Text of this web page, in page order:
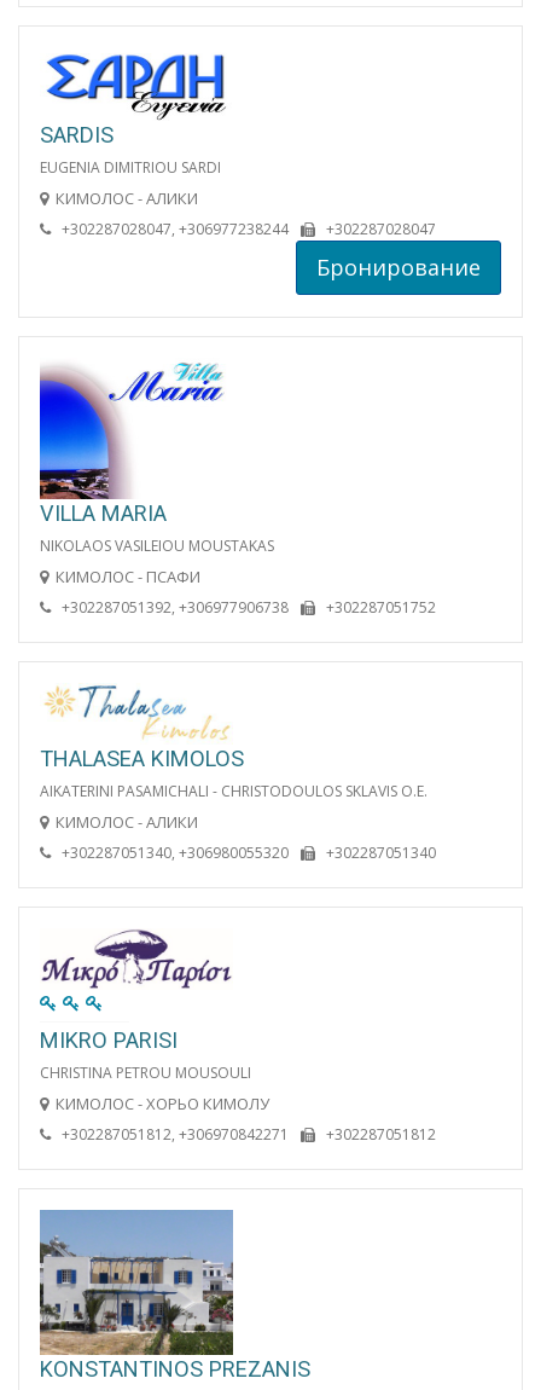
SARDIS
EUGENIA DIMITRIOU SARDI
КИМОЛОС - АЛИКИ
+302287028047, +306977238244 +302287028047
Бронирование
VILLA MARIA
NIKOLAOS VASILEIOU MOUSTAKAS
КИМОЛОС - ПСАФИ
+302287051392, +306977906738 +302287051752
THALASEA KIMOLOS
AIKATERINI PASAMICHALI - CHRISTODOULOS SKLAVIS O.E.
КИМОЛОС - АЛИКИ
+302287051340, +306980055320 +302287051340
MIKRO PARISI
CHRISTINA PETROU MOUSOULI
КИМОЛОС - ХОРЬО КИМОЛУ
+302287051812, +306970842271 +302287051812
KONSTANTINOS PREZANIS